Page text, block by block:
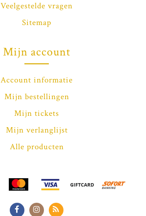
Veelgestelde vragen
Sitemap
Mijn account
Account informatie
Mijn bestellingen
Mijn tickets
Mijn verlanglijst
Alle producten